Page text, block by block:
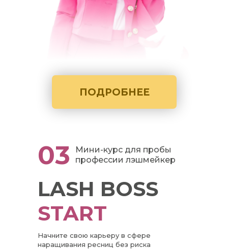
ПОДРОБНЕЕ
LASH BOSS
START
Мини-курс для пробы
профессии лэшмейкер
03
Начните свою карьеру в сфере
наращивания ресниц без риска